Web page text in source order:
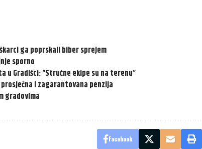
ga poprskali biber sprejem
sporno
Gradišci: “Stručne ekipe su na terenu”
i zagarantovana penzija
gradovima
Facebook